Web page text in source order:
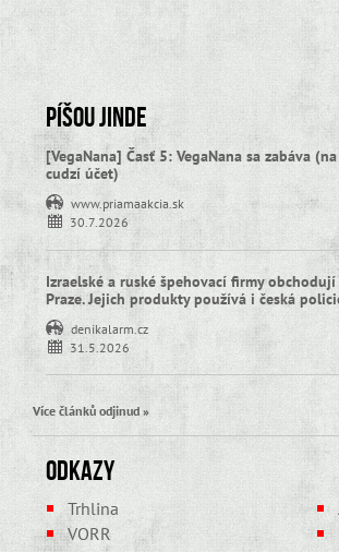
Píšou jinde
[VegaNana] Časť 5: VegaNana sa zabáva (na
cudzí účet)
www.priamaakcia.sk
30.7.2026
Izraelské a ruské špehovací firmy obchodují
Praze. Jejich produkty používá i česká
denikalarm.cz
31.5.2026
Více článků odjinud »
Odkazy
Trhlina
VORR